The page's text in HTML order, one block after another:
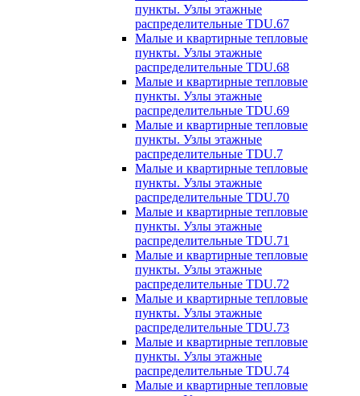
пункты. Узлы этажные
распределительные TDU.67
Малые и квартирные тепловые
пункты. Узлы этажные
распределительные TDU.68
Малые и квартирные тепловые
пункты. Узлы этажные
распределительные TDU.69
Малые и квартирные тепловые
пункты. Узлы этажные
распределительные TDU.7
Малые и квартирные тепловые
пункты. Узлы этажные
распределительные TDU.70
Малые и квартирные тепловые
пункты. Узлы этажные
распределительные TDU.71
Малые и квартирные тепловые
пункты. Узлы этажные
распределительные TDU.72
Малые и квартирные тепловые
пункты. Узлы этажные
распределительные TDU.73
Малые и квартирные тепловые
пункты. Узлы этажные
распределительные TDU.74
Малые и квартирные тепловые